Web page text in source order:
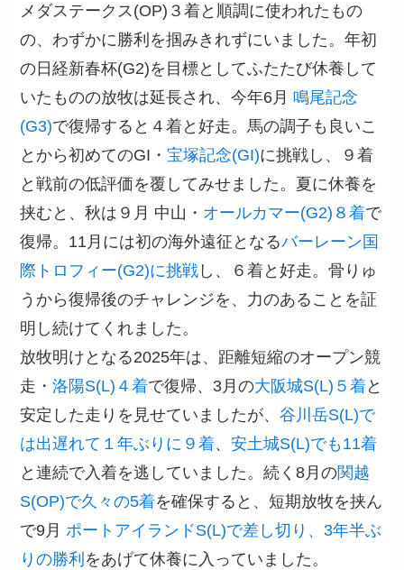
メダステークス(OP)３着と順調に使われたもの
の、わずかに勝利を掴みきれずにいました。年初
の日経新春杯(G2)を目標としてふたたび休養して
いたものの放牧は延長され、今年6月鳴尾記念
(G3)で復帰すると４着と好走。馬の調子も良いこ
とから初めてのGI・宝塚記念(GI)に挑戦し、９着
と戦前の低評価を覆してみせました。夏に休養を
挟むと、秋は９月 中山・ オールカマー(G2)８着で
復帰。11月には初の海外遠征となるバーレーン国
際トロフィー(G2)に挑戦 し、６着と好走。骨りゅ
うから復帰後のチャレンジを、力のあることを証
明し続けてくれました。
放牧明けとなる2025年は、距離短縮のオープン競
走・洛陽S(L)４着で復帰、3月の大阪城S(L)５着と
安定した走りを見せていましたが、谷川岳S(L)で
は出遅れて１年ぶりに９着、安土城S(L)でも11着
と連続で入着を逃していました。続く8月の関越
S(OP)で久々の5着を確保すると、短期放牧を挟ん
で9月 ポートアイランドS(L)で差し切り、3年半ぶ
りの勝利 をあげて休養に入っていました。